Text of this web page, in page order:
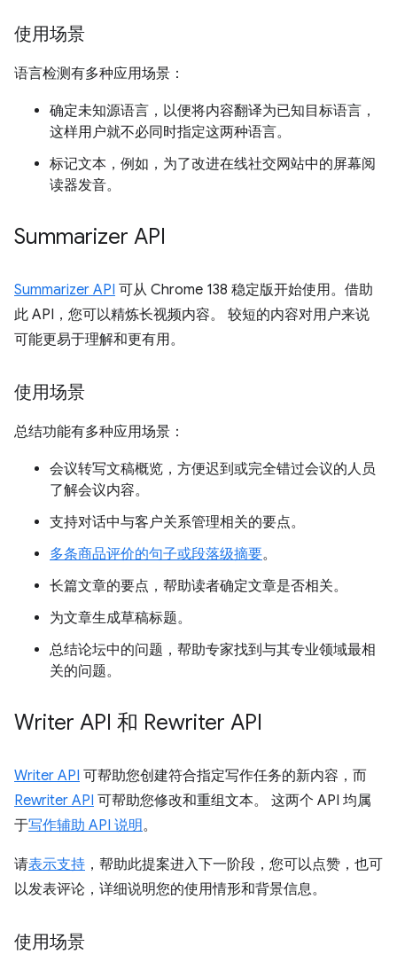
使用场景
语言检测有多种应用场景：
确定未知源语言，以便将内容翻译为已知目标语言，
这样用户就不必同时指定这两种语言。
标记文本，例如，为了改进在线社交网站中的屏幕阅
读器发音。
Summarizer API
Summarizer API 可从 Chrome 138 稳定版开始使用。借助
此 API，您可以精炼长视频内容。 较短的内容对用户来说
可能更易于理解和更有用。
使用场景
总结功能有多种应用场景：
会议转写文稿概览，方便迟到或完全错过会议的人员
了解会议内容。
支持对话中与客户关系管理相关的要点。
多条商品评价的句子或段落级摘要。
长篇文章的要点，帮助读者确定文章是否相关。
为文章生成草稿标题。
总结论坛中的问题，帮助专家找到与其专业领域最相
关的问题。
Writer API 和 Rewriter API
Writer API 可帮助您创建符合指定写作任务的新内容，而
Rewriter API 可帮助您修改和重组文本。 这两个 API 均属
于写作辅助 API 说明。
请表示支持 ，帮助此提案进入下一阶段，您可以点赞，也可
以发表评论，详细说明您的使用情形和背景信息。
使用场景